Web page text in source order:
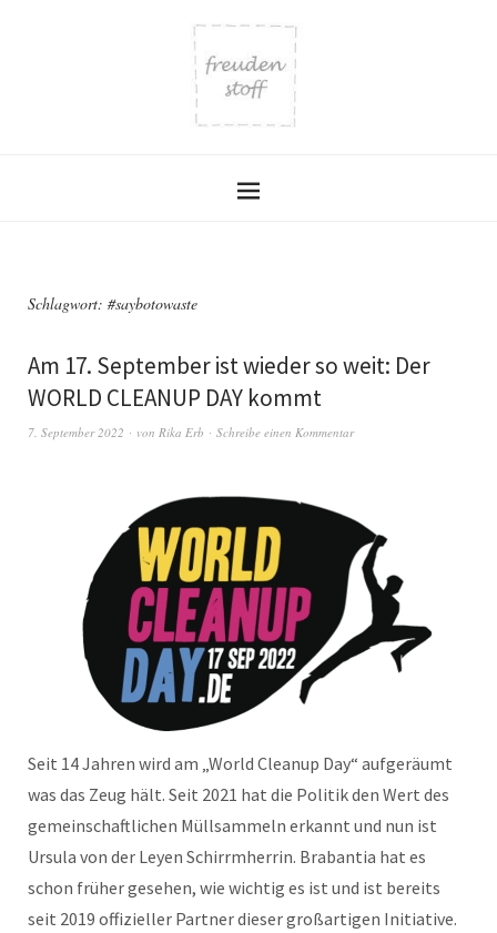
Schlagwort: #saybotowaste
Am 17. September ist wieder so weit: Der
WORLD CLEANUP DAY kommt
7. September 2022 von Rika Erb Schreibe einen Kommentar
Seit 14 Jahren wird am „World Cleanup Day“ aufgeräumt
was das Zeug hält. Seit 2021 hat die Politik den Wert des
gemeinschaftlichen Müllsammeln erkannt und nun ist
Ursula von der Leyen Schirrmherrin. Brabantia hat es
schon früher gesehen, wie wichtig es ist und ist bereits
seit 2019 offizieller Partner dieser großartigen Initiative.